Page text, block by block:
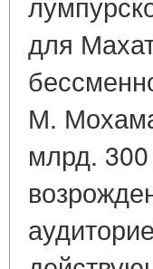
для
М.
млрд.